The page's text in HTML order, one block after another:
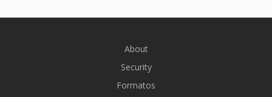
About
Security
Formatos